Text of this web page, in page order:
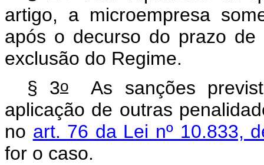
artigo, a microempresa
após o decurso do prazo
exclusão do Regime.
§ 3o
As sanções
aplicação de outras
no art. 76 da Lei nº 10.833,
for o caso.